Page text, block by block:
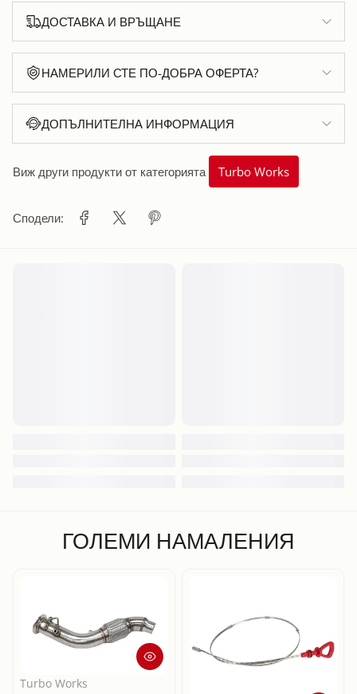
ДОСТАВКА И ВРЪЩАНЕ
НАМЕРИЛИ СТЕ ПО-ДОБРА ОФЕРТА?
ДОПЪЛНИТЕЛНА ИНФОРМАЦИЯ
Виж други продукти от категорията Turbo Works
Сподели:
ГОЛЕМИ НАМАЛЕНИЯ
Turbo Works